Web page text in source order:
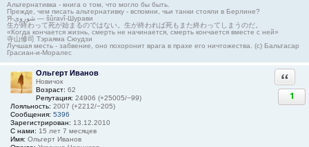
Альтернативка - книга о том, что могло бы быть.
Прежде, чем писать альтернативку - вспомни, чьи танки стояли в Берлине?
Я-شوروی — šûravî-Шурави
生が終わって死が始まるのではない。生が終われば死もまた終わってしまうのだ。
«Когда кончается жизнь, смерть не начинается, смерть кончается вместе с ней»
寺山修司 Тэраяма Сюудзи
Лучшая месть - забвение, оно похоронит врага в прахе его ничтожества. (с) Бальтасар
Грасиан-и-Моралес
Ольгерт Иванов
Новичок
Возраст: 62
Репутация: 24906 (+25005/−99)
Лояльность: 2007 (+2212/−205)
Сообщения: 5396
Зарегистрирован: 13.12.2010
С нами: 15 лет 7 месяцев
Имя: Ольгерт Иванов
1